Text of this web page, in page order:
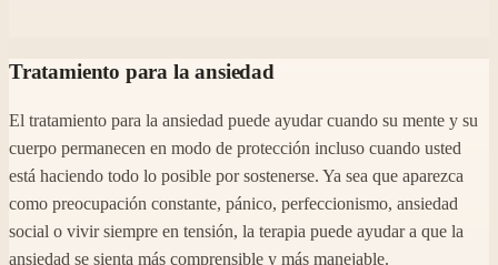
Tratamiento para la ansiedad
El tratamiento para la ansiedad puede ayudar cuando su mente y su
cuerpo permanecen en modo de protección incluso cuando usted
está haciendo todo lo posible por sostenerse. Ya sea que aparezca
como preocupación constante, pánico, perfeccionismo, ansiedad
social o vivir siempre en tensión, la terapia puede ayudar a que la
ansiedad se sienta más comprensible y más manejable.